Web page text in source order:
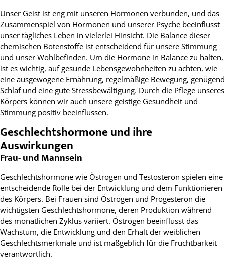
Unser Geist ist eng mit unseren Hormonen verbunden, und das
Zusammenspiel von Hormonen und unserer Psyche beeinflusst
unser tägliches Leben in vielerlei Hinsicht. Die Balance dieser
chemischen Botenstoffe ist entscheidend für unsere Stimmung
und unser Wohlbefinden. Um die Hormone in Balance zu halten,
ist es wichtig, auf gesunde Lebensgewohnheiten zu achten, wie
eine ausgewogene Ernährung, regelmäßige Bewegung, genügend
Schlaf und eine gute Stressbewältigung. Durch die Pflege unseres
Körpers können wir auch unsere geistige Gesundheit und
Stimmung positiv beeinflussen.
Geschlechtshormone und ihre
Auswirkungen
Frau- und Mannsein
Geschlechtshormone wie Östrogen und Testosteron spielen eine
entscheidende Rolle bei der Entwicklung und dem Funktionieren
des Körpers. Bei Frauen sind Östrogen und Progesteron die
wichtigsten Geschlechtshormone, deren Produktion während
des monatlichen Zyklus variiert. Östrogen beeinflusst das
Wachstum, die Entwicklung und den Erhalt der weiblichen
Geschlechtsmerkmale und ist maßgeblich für die Fruchtbarkeit
verantwortlich.